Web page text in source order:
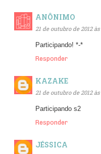
ANÔNIMO
21 de outubro de 2012 às
Participando! *-*
Responder
KAZAKE
21 de outubro de 2012 às
Participando s2
Responder
JÉSSICA